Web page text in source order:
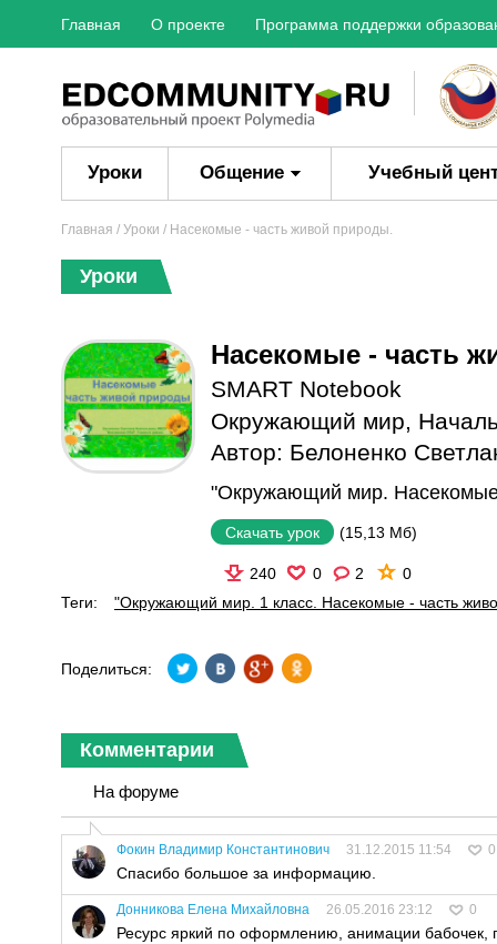
Главная О проекте Программа поддержки
Уроки Общение Учебный
Главная / Уроки / Насекомые - часть живой природы.
Уроки
Насекомые - часть
SMART Notebook
Окружающий мир,
Автор: Белоненко
"Окружающий мир.
Скачать урок (15,13 Мб)
240 0 2
0
Теги:
"Окружающий мир. 1 класс. Насекомые - часть
Поделиться:
Комментарии
На форуме
Фокин Владимир Константинович 31.12.2015 11:54 0
Спасибо большое за информацию.
Донникова Елена Михайловна 26.05.2016 23:12 0
Ресурс яркий по оформлению, анимации бабочек,